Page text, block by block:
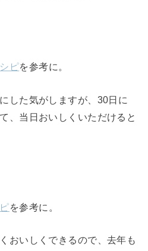
ピを参考に。
した気がしますが、30日に
、当日おいしくいただけると
を参考に。
おいしくできるので、去年も